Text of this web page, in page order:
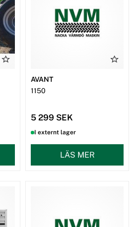
AVANT
1150
5 299 SEK
I externt lager
LÄS MER